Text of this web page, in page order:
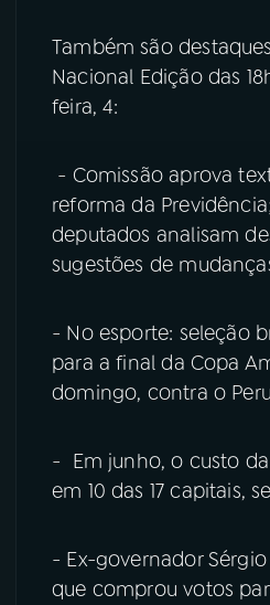
Também são
Nacional Edição das
feira, 4:
- Comissão aprova
reforma da
deputados analisam
sugestões de
- No esporte: seleção
para a final da Copa
domingo, contra o Peru
- Em junho, o custo
em 10 das 17 capitais,
- Ex-governador
que comprou votos